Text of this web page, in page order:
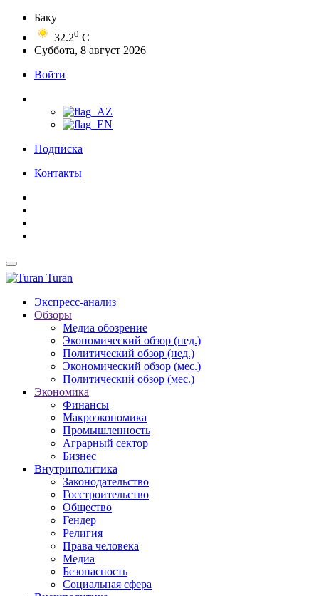
Баку
32.20 C
Суббота, 8 август 2026
Войти
Подписка
Контакты
Turan
Экспресс-анализ
Обзоры
Медиа обозрение
Экономический обзор (нед.)
Политический обзор (нед.)
Экономический обзор (мес.)
Политический обзор (мес.)
Экономика
Финансы
Макроэкономика
Промышленность
Аграрный сектор
Бизнес
Внутриполитика
Законодательство
Госстроительство
Общество
Гендер
Религия
Права человека
Медиа
Безопасность
Социальная сфера